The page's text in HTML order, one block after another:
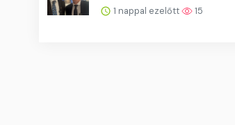
1 nappal ezelőtt 15